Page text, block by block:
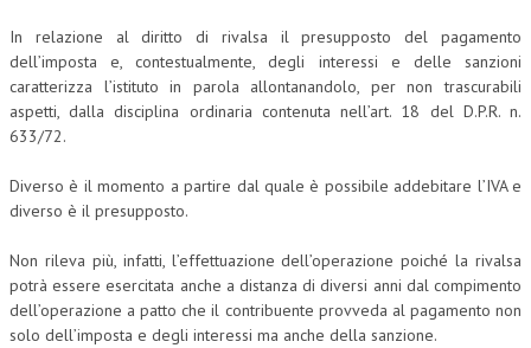
In relazione al diritto di rivalsa il presupposto del pagamento
dell’imposta e, contestualmente, degli interessi e delle sanzioni
caratterizza l’istituto in parola allontanandolo, per non trascurabili
aspetti, dalla disciplina ordinaria contenuta nell’art. 18 del D.P.R. n.
633/72.
Diverso è il momento a partire dal quale è possibile addebitare l’IVA e
diverso è il presupposto.
Non rileva più, infatti, l’effettuazione dell’operazione poiché la rivalsa
potrà essere esercitata anche a distanza di diversi anni dal compimento
dell’operazione a patto che il contribuente provveda al pagamento non
solo dell’imposta e degli interessi ma anche della sanzione.